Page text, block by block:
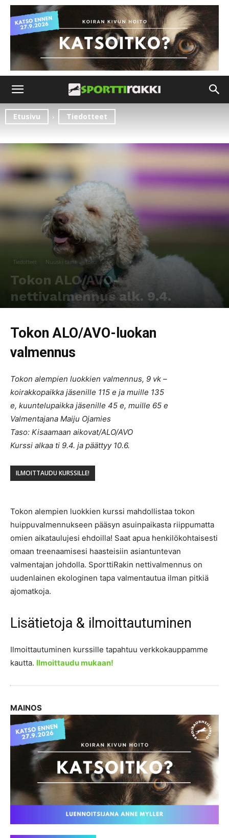
Etusivu Tiedotteet
Tiedotteet Nuuski tämä Toko
Tokon ALO/AVO-
nettivalmennus alk. 9.4.
Tokon ALO/AVO-luokan
valmennus
Tokon alempien luokkien valmennus, 9 vk –
koirakkopaikka jäsenille 115 e ja muille 135
e, kuuntelupaikka jäsenille 45 e, muille 65 e
Valmentajana Maiju Ojamies
Taso: Kisaamaan aikovat/ALO/AVO
Kurssi alkaa ti 9.4. ja päättyy 10.6.
ILMOITTAUDU KURSSILLE!
Tokon alempien luokkien kurssi mahdollistaa tokon
huippuvalmennukseen pääsyn asuinpaikasta riippumatta
omien aikataulujesi ehdoilla! Saat apua henkilökohtaisesti
omaan treenaamisesi haasteisiin asiantuntevan
valmentajan johdolla. SporttiRakin nettivalmennus on
uudenlainen ekologinen tapa valmentautua ilman pitkiä
ajomatkoja.
Lisätietoja & ilmoittautuminen
Ilmoittautuminen kurssille tapahtuu verkkokauppamme
kautta. Ilmoittaudu mukaan!
MAINOS